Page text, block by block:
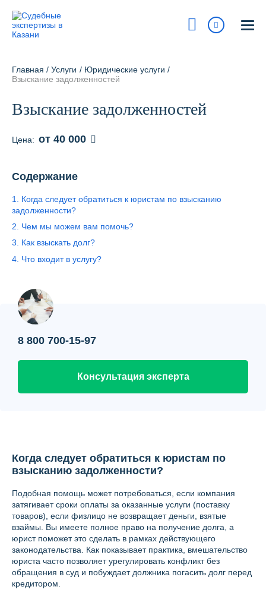
На карте
Сегодня: 9:00 - 18:00
Получить консультацию
info@pravur.ru
Услуги
Блог
Стоимость
Вопрос-ответ
О нас
Главная / Услуги / Юридические услуги /
Взыскание задолженностей
Взыскание задолженностей
Цена: от 40 000
Содержание
1. Когда следует обратиться к юристам по взысканию
задолженности?
2. Чем мы можем вам помочь?
3. Как взыскать долг?
4. Что входит в услугу?
8 800 700-15-97
Консультация эксперта
Когда следует обратиться к юристам по
взысканию задолженности?
Подобная помощь может потребоваться, если компания
затягивает сроки оплаты за оказанные услуги (поставку
товаров), если физлицо не возвращает деньги, взятые
взаймы. Вы имеете полное право на получение долга, а
юрист поможет это сделать в рамках действующего
законодательства. Как показывает практика, вмешательство
юриста часто позволяет урегулировать конфликт без
обращения в суд и побуждает должника погасить долг перед
кредитором.